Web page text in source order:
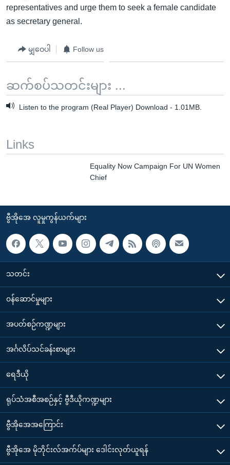
representatives and urge them to seek a female candidate
as secretary general.
မျှဝေပါ Follow us
ဆက်စပ်သတင်းများ ...
Listen to the program (Real Player) Download - 1.01MB.
Links
Equality Now Campaign For UN Women
Chief
ဗွီအိုအေ လူမှုကွန်ယက်များ
သတင်း
၀န်ဆောင်မှုများ
အပတ်စဉ်ကဏ္ဍများ
အင်္ဂလိပ်သင်ခန်းစာများ
ရေဒီယို
ရုပ်သံအစီအစဉ်နှင့် ဗွီဒီယိုကဏ္ဍများ
ဗွီအိုအေအကြောင်း
ဗွီအိုအေ မိုဘိုင်းလ်အက်ပ်များ ဒေါင်းလုတ်ယူရန်